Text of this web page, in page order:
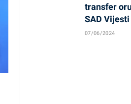
transfer
SAD Vijesti
07/06/2024